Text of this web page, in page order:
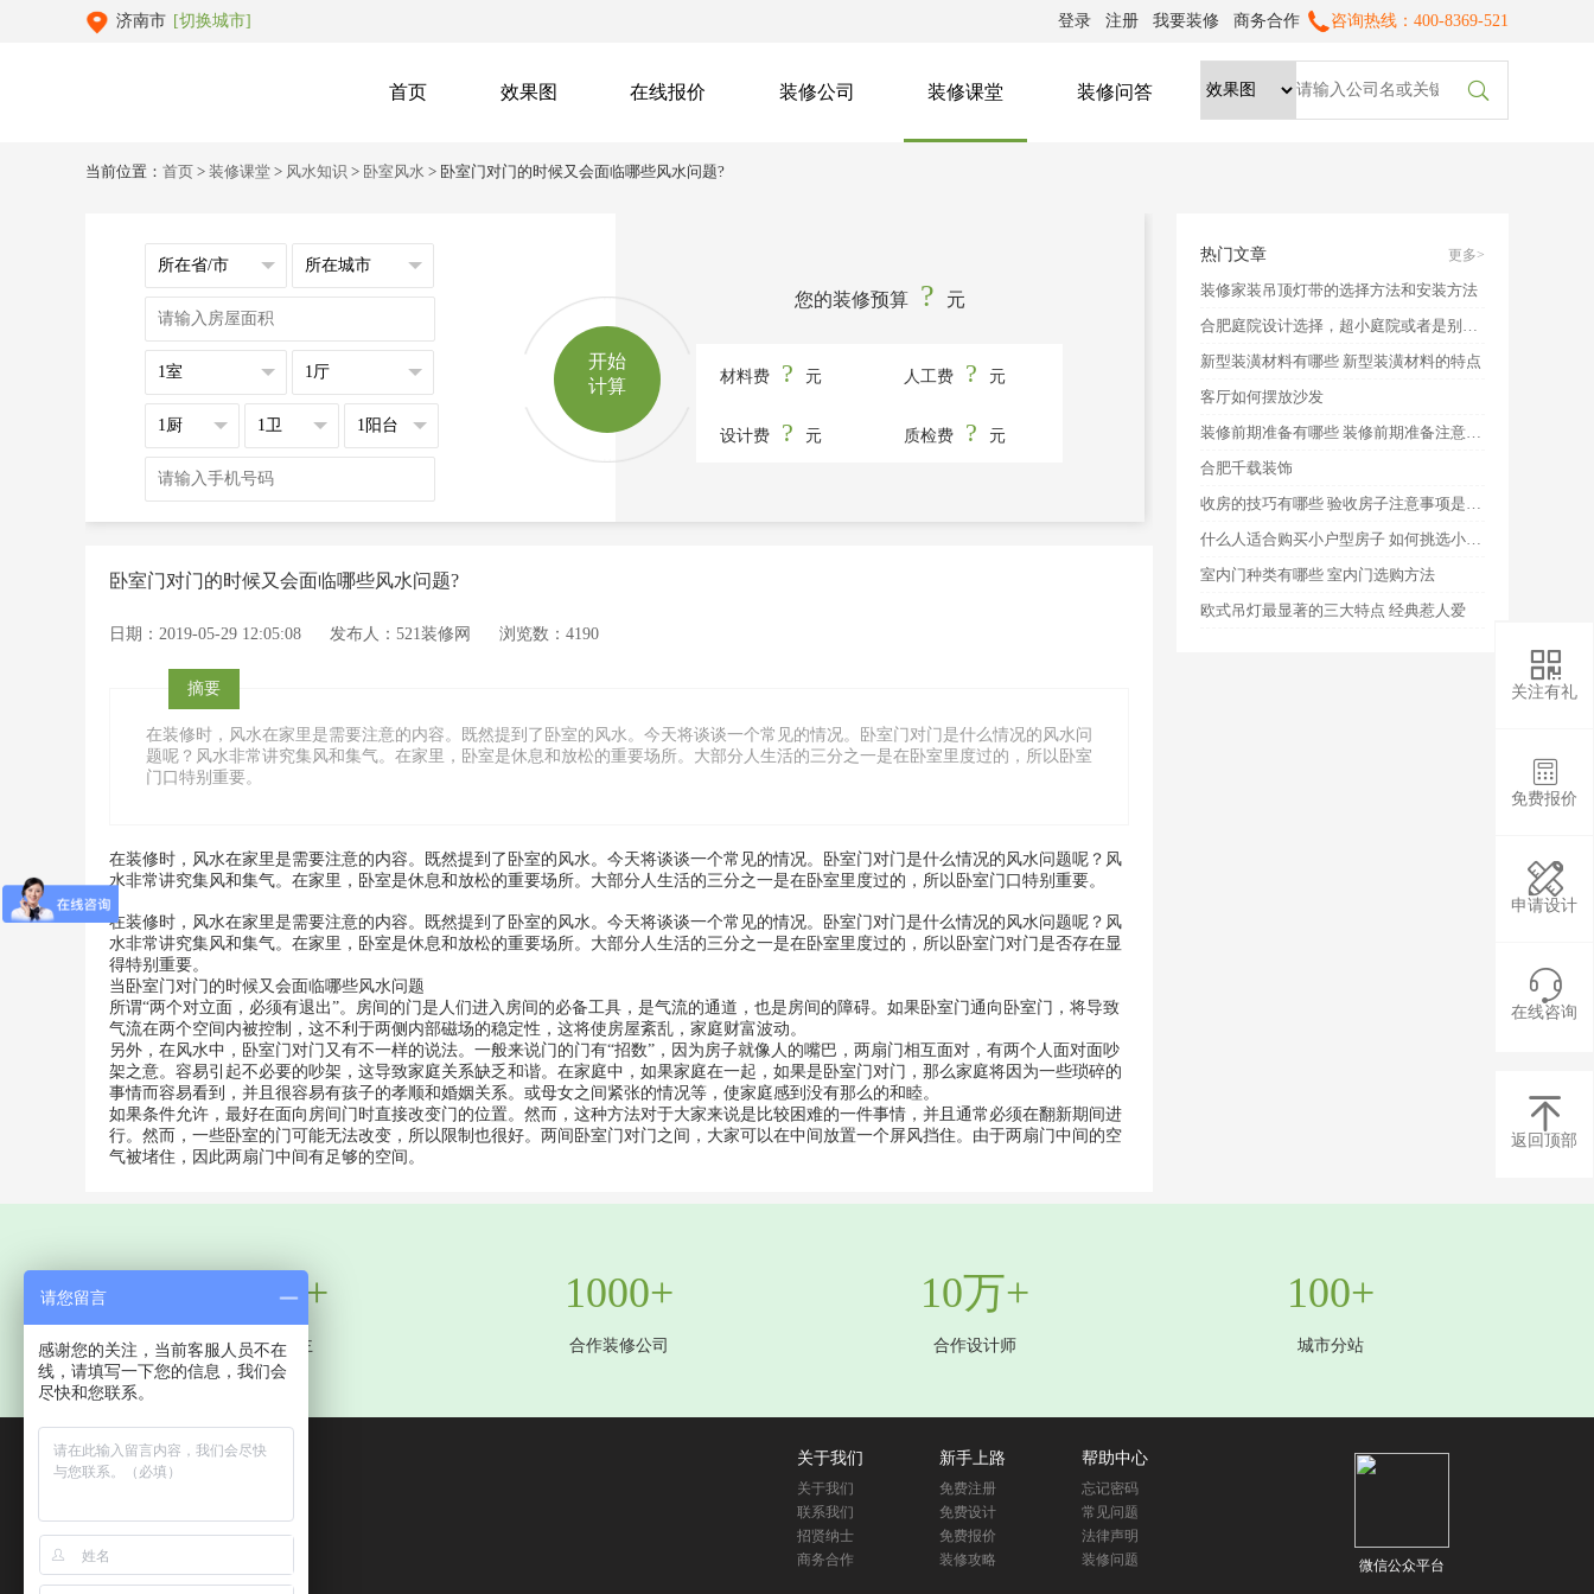
济南市 [切换城市] 咨询热线：400-8369-521
商务合作
我要装修
注册
登录

首页 效果图 在线报价 装修公司 装修课堂 装修问答
当前位置： 首页 > 装修课堂 > 风水知识 > 卧室风水 > 卧室门对门的时候又会面临哪些风水问题?
您的装修预算 ? 元
材料费 ? 元 人工费 ? 元
设计费 ? 元 质检费 ? 元
开始
计算
卧室门对门的时候又会面临哪些风水问题?
日期：2019-05-29 12:05:08 发布人：521装修网 浏览数：4190
在装修时，风水在家里是需要注意的内容。既然提到了卧室的风水。今天将谈谈一个常见的情况。卧室门对门是什么情况的风水问
题呢？风水非常讲究集风和集气。在家里，卧室是休息和放松的重要场所。大部分人生活的三分之一是在卧室里度过的，所以卧室
门口特别重要。
摘要
在装修时，风水在家里是需要注意的内容。既然提到了卧室的风水。今天将谈谈一个常见的情况。卧室门对门是什么情况的风水问题呢？风
水非常讲究集风和集气。在家里，卧室是休息和放松的重要场所。大部分人生活的三分之一是在卧室里度过的，所以卧室门口特别重要。
在装修时，风水在家里是需要注意的内容。既然提到了卧室的风水。今天将谈谈一个常见的情况。卧室门对门是什么情况的风水问题呢？风
水非常讲究集风和集气。在家里，卧室是休息和放松的重要场所。大部分人生活的三分之一是在卧室里度过的，所以卧室门对门是否存在显
得特别重要。
当卧室门对门的时候又会面临哪些风水问题
所谓“两个对立面，必须有退出”。房间的门是人们进入房间的必备工具，是气流的通道，也是房间的障碍。如果卧室门通向卧室门，将导致
气流在两个空间内被控制，这不利于两侧内部磁场的稳定性，这将使房屋紊乱，家庭财富波动。
另外，在风水中，卧室门对门又有不一样的说法。一般来说门的门有“招数”，因为房子就像人的嘴巴，两扇门相互面对，有两个人面对面吵
架之意。容易引起不必要的吵架，这导致家庭关系缺乏和谐。在家庭中，如果家庭在一起，如果是卧室门对门，那么家庭将因为一些琐碎的
事情而容易看到，并且很容易有孩子的孝顺和婚姻关系。或母女之间紧张的情况等，使家庭感到没有那么的和睦。
如果条件允许，最好在面向房间门时直接改变门的位置。然而，这种方法对于大家来说是比较困难的一件事情，并且通常必须在翻新期间进
行。然而，一些卧室的门可能无法改变，所以限制也很好。两间卧室门对门之间，大家可以在中间放置一个屏风挡住。由于两扇门中间的空
气被堵住，因此两扇门中间有足够的空间。
热门文章 更多>
装修家装吊顶灯带的选择方法和安装方法
合肥庭院设计选择，超小庭院或者是别墅庭院，有什么注意事项？
新型装潢材料有哪些 新型装潢材料的特点
客厅如何摆放沙发
装修前期准备有哪些 装修前期准备注意事项
合肥千载装饰
收房的技巧有哪些 验收房子注意事项是什么
什么人适合购买小户型房子 如何挑选小户型房子
室内门种类有哪些 室内门选购方法
欧式吊灯最显著的三大特点 经典惹人爱
100万+
服务中国业主
1000+
合作装修公司
10万+
合作设计师
100+
城市分站
全国统一电话：
在线咨询：上午8点-下午6点
业务电话：4008369521
山东省济南市
关于我们
关于我们
联系我们
招贤纳士
商务合作
新手上路
免费注册
免费设计
免费报价
装修攻略
帮助中心
忘记密码
常见问题
法律声明
装修问题
微信公众平台

关注有礼

免费报价

申请设计

在线咨询

返回顶部
请您留言
感谢您的关注，当前客服人员不在
线，请填写一下您的信息，我们会
尽快和您联系。